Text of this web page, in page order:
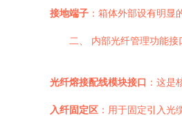
接地端子 ：箱体外部设有明
二、 内部光纤管理功能接
光纤熔接配线模块接口 ：这是
入纤固定区 ：用于固定引入光